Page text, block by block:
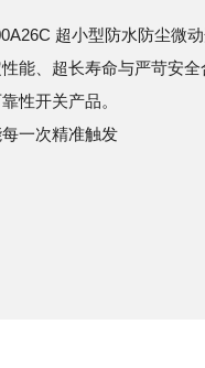
性开关产品。
一次精准触发